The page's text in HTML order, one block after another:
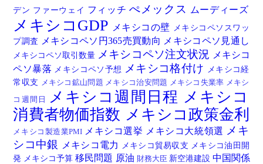
デン ファーウェイ フィッチぺメックス ムーディーズ
メキシコGDP メキシコの壁 メキシコペソスワッ
プ調査
メキシコペソ円365売買動向 メキシコペソ見通し
メキシコペソ取引数量 メキシコペソ注文状況 メキシコ
ペソ暴落 メキシコペソ予想 メキシコ格付け メキシコ経
常収支 メキシコ鉱山問題 メキシコ治安問題 メキシコ失業率 メキシ
コ週間日 メキシコ週間日程 メキシコ
消費者物価指数 メキシコ政策金利
メキシコ製造業PMI メキシコ選挙 メキシコ大統領選 メキ
シコ中銀
メキシコ電力 メキシコ貿易収支 メキシコ油田開
発 メキシコ予算移民問題 原油 財務大臣 新空港建設 中国関係